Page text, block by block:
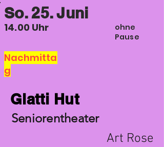
So. 25. Juni
14.00 Uhr
ohne
Pause
Nachmitta
g
Glatti Hut
Seniorentheater
Art Rose